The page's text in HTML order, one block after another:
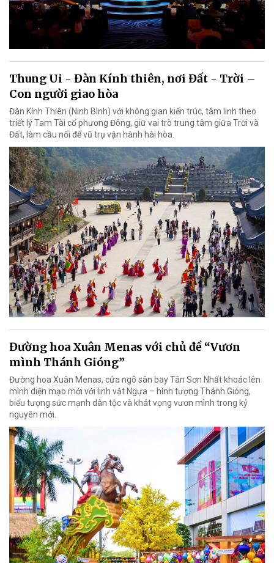
Thung Ui - Đàn Kính thiên, nơi Đất - Trời –
Con người giao hòa
Đàn Kính Thiên (Ninh Bình) với không gian kiến trúc, tâm linh theo
triết lý Tam Tài cổ phương Đông, giữ vai trò trung tâm giữa Trời và
Đất, làm cầu nối để vũ trụ vận hành hài hòa.
Đường hoa Xuân Menas với chủ đề “Vươn
mình Thánh Gióng”
Đường hoa Xuân Menas, cửa ngõ sân bay Tân Sơn Nhất khoác lên
mình diện mạo mới với linh vật Ngựa – hình tượng Thánh Gióng,
biểu tượng sức mạnh dân tộc và khát vọng vươn mình trong kỷ
nguyên mới.